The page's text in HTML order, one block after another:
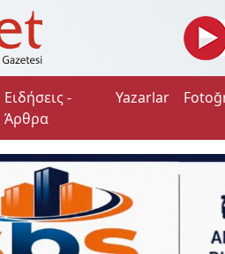
Ειδήσεις -
Άρθρα
Yazarlar